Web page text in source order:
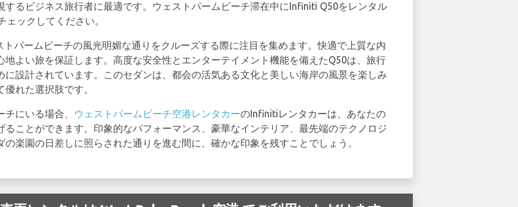
するビジネス旅行者に最適です。ウェストパームビーチ滞在中にInfiniti Q50をレンタル
ェックしてください。
パームビーチの風光明媚な通りをクルーズする際に注目を集めます。快適で上質な内
よい旅を保証します。高度な安全性とエンターテイメント機能を備えたQ50は、旅行
設計されています。このセダンは、都会の活気ある文化と美しい海岸の風景を楽しみ
れた選択肢です。
にいる場合、 ウェストパームビーチ空港レンタカーのInfinitiレンタカーは、あなたの
ることができます。印象的なパフォーマンス、豪華なインテリア、最先端のテクノロジ
楽園の日差しに照らされた通りを進む間に、確かな印象を残すことでしょう。